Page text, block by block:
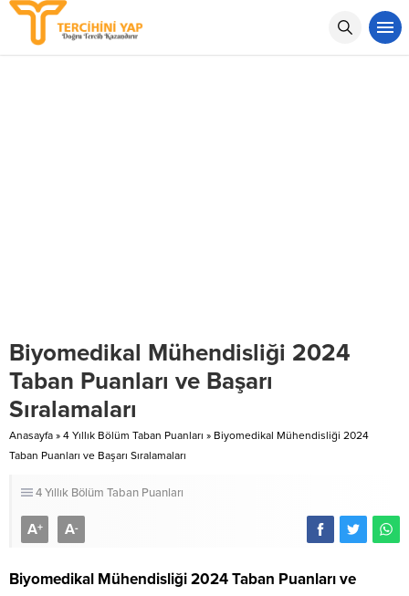
Biyomedikal Mühendisliği 2024
Taban Puanları ve Başarı
Sıralamaları
Anasayfa » 4 Yıllık Bölüm Taban Puanları » Biyomedikal Mühendisliği 2024
Taban Puanları ve Başarı Sıralamaları
4 Yıllık Bölüm Taban Puanları
A+ A-
Biyomedikal Mühendisliği 2024 Taban Puanlarıve